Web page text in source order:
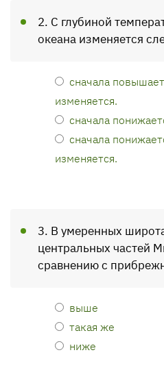
2. С глубиной
океана изменяется
сначала
изменяется.
сначала
сначала
изменяется.
3. В умеренных
центральных частей
сравнению с
выше
такая же
ниже